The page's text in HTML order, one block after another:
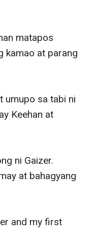
matapos
kamao at parang
umupo sa tabi ni
Keehan at
ni Gaizer.
at bahagyang
and my first